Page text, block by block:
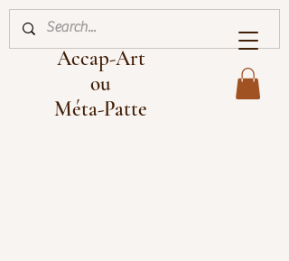
Accap-Art
ou
Méta-Patte